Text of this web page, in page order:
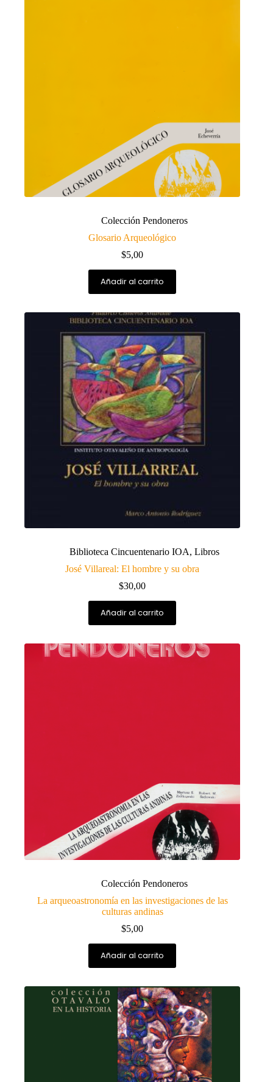
Colección Pendoneros
Glosario Arqueológico
$5,00
Añadir al carrito
Biblioteca Cincuentenario IOA,Libros
José Villareal: El hombre y su obra
$30,00
Añadir al carrito
Colección Pendoneros
La arqueoastronomía en las investigaciones de las
culturas andinas
$5,00
Añadir al carrito